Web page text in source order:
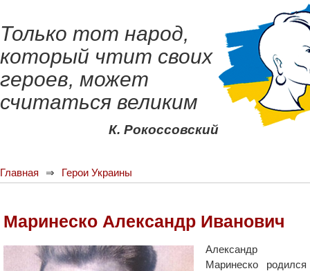
Только тот народ,
который чтит своих
героев, может
считаться великим
К. Рокоссовский
Главная Герои Украины
Маринеско Александр Иванович
Александр
Маринеско родился